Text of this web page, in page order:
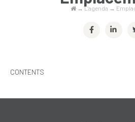
→ L’agenda →
CONTENTS